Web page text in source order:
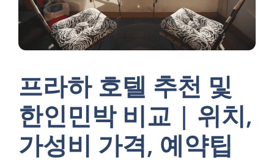
프라하 호텔 추천 및
한인민박 비교 | 위치,
가성비 가격, 예약팁